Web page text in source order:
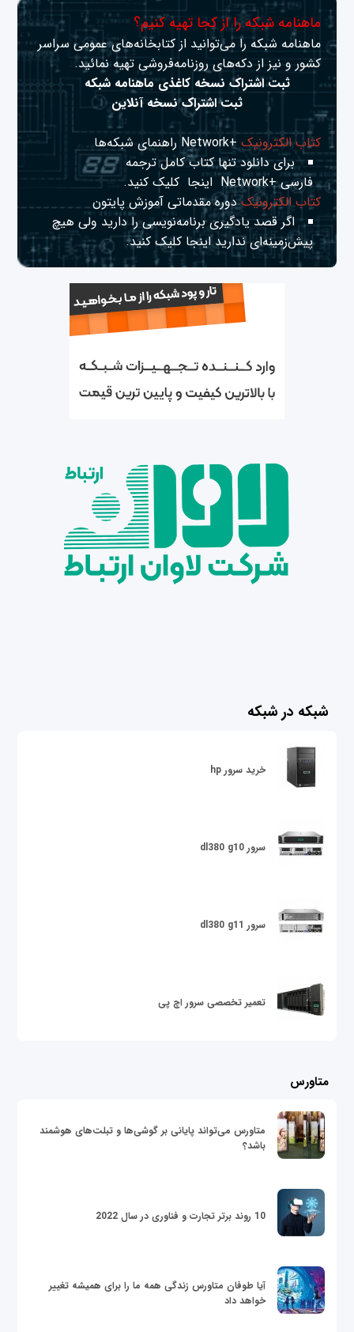
ماهنامه شبکه را از کجا تهیه کنیم؟
ماهنامه شبکه را می‌توانید از کتابخانه‌های عمومی سراسر
کشور و نیز از دکه‌های روزنامه‌فروشی تهیه نمائید.
ثبت اشتراک نسخه کاغذی ماهنامه شبکه
ثبت اشتراک نسخه آنلاین
کتاب الکترونیک+Network راهنمای شبکه‌ها
برای دانلود تنها کتاب کامل ترجمه
فارسی +Network
اینجا کلیک کنید.
کتاب الکترونیکدوره مقدماتی آموزش پایتون
اگر قصد یادگیری برنامه‌نویسی را دارید ولی هیچ
پیش‌زمینه‌ای نداریداینجا کلیک کنید.
شبکه در شبکه
خرید سرور hp
سرور dl380 g10
سرور dl380 g11
تعمیر تخصصی سرور اچ پی
متاورس
متاورس می‌تواند پایانی بر گوشی‌ها و تبلت‌های هوشمند
باشد؟
10 روند برتر تجارت و فناوری در سال 2022
آیا طوفان متاورس زندگی همه ما را برای همیشه تغییر
خواهد داد